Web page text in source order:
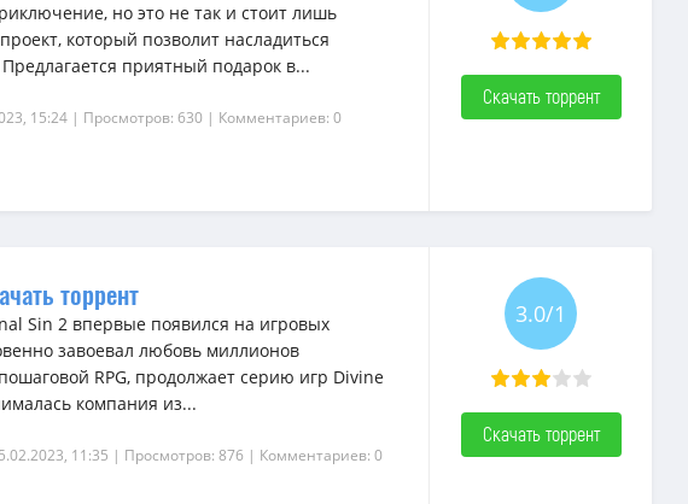
но это не так и стоит лишь
который позволит насладиться
приятный подарок в...
15:24 | Просмотров: 630 | Комментариев: 0
Скачать торрент
торрент
Sin 2 впервые появился на игровых
завоевал любовь миллионов
RPG, продолжает серию игр Divine
компания из...
11:35 | Просмотров: 876 | Комментариев: 0
3.0/1
Скачать торрент